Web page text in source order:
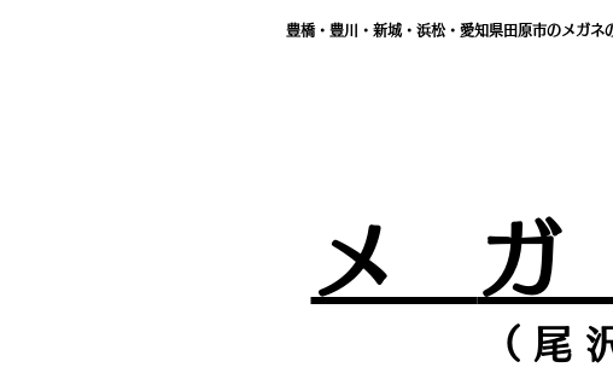
豊橋・豊川・新城・浜松・愛知県田原市のメガ
メ
（ 尾